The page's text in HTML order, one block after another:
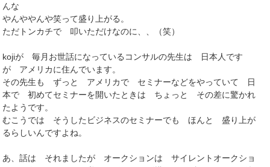
んな
やんややんや笑って盛り上がる。
ただトンカチで 叩いただけなのに、、（笑）
kojiが 毎月お世話になっているコンサルの先生は 日本人です
が アメリカに住んでいます。
その先生も ずっと アメリカで セミナーなどをやっていて 日
本で 初めてセミナーを開いたときは ちょっと その差に驚かれ
たようです。
むこうでは そうしたビジネスのセミナーでも ほんと 盛り上が
るらしいんですよね。
あ、話は それましたが オークションは サイレントオークショ